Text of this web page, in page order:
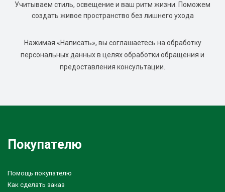
Учитываем стиль, освещение и ваш ритм жизни. Поможем
создать живое пространство без лишнего ухода
Нажимая «Написать», вы соглашаетесь на обработку
персональных данных в целях обработки обращения и
предоставления консультации.
Покупателю
Помощь покупателю
Как сделать заказ